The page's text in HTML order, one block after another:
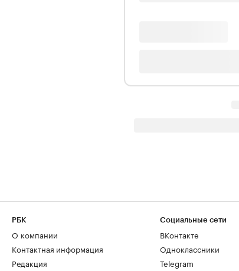
РБК
О компании
Контактная информация
Редакция
Социальные сети
ВКонтакте
Одноклассники
Telegram